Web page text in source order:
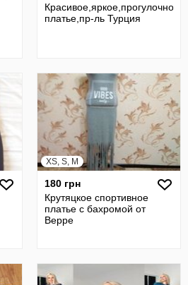
платье,пр-ль Турция
XS, S, M
180 грн
Крутяцкое спортивное
платье с бахромой от
Beppe